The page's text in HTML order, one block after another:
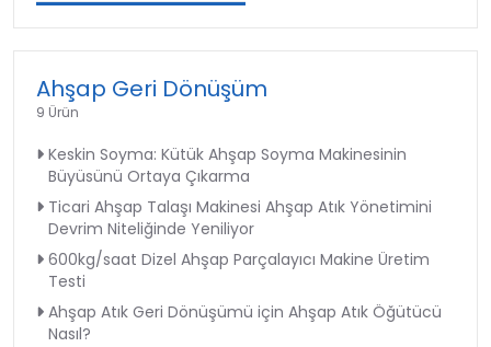
Ahşap Geri Dönüşüm
9 Ürün
Keskin Soyma: Kütük Ahşap Soyma Makinesinin
Büyüsünü Ortaya Çıkarma
Ticari Ahşap Talaşı Makinesi Ahşap Atık Yönetimini
Devrim Niteliğinde Yeniliyor
600kg/saat Dizel Ahşap Parçalayıcı Makine Üretim
Testi
Ahşap Atık Geri Dönüşümü için Ahşap Atık Öğütücü
Nasıl?